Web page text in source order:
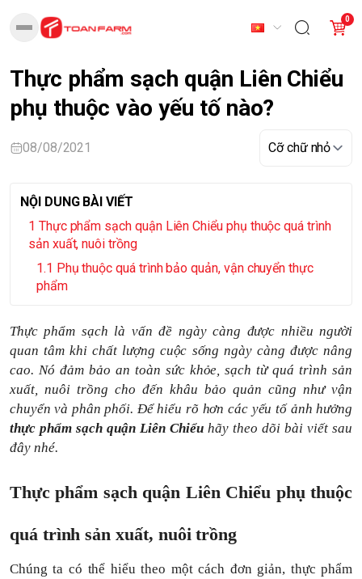
0
Thực phẩm sạch quận Liên Chiểu
phụ thuộc vào yếu tố nào?
08/08/2021
NỘI DUNG BÀI VIẾT
Thực phẩm sạch quận Liên Chiểu phụ thuộc quá trình
sản xuất, nuôi trồng
Phụ thuộc quá trình bảo quản, vận chuyển thực
phẩm
Thực phẩm sạch là vấn đề ngày càng được nhiều người
quan tâm khi chất lượng cuộc sống ngày càng được nâng
cao. Nó đảm bảo an toàn sức khỏe, sạch từ quá trình sản
xuất, nuôi trồng cho đến khâu bảo quản cũng như vận
chuyển và phân phối. Để hiểu rõ hơn các yếu tố ảnh hưởng
thực phẩm sạch quận Liên Chiểuhãy theo dõi bài viết sau
đây nhé.
Thực phẩm sạch quận Liên Chiểu phụ thuộc
quá trình sản xuất, nuôi trồng
Chúng ta có thể hiểu theo một cách đơn giản, thực phẩm